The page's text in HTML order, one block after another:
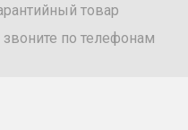
товар
по телефонам